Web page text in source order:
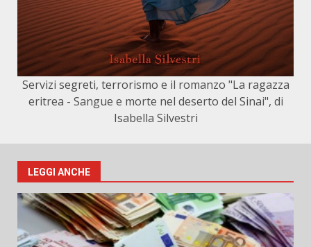
Servizi segreti, terrorismo e il romanzo "La ragazza
eritrea - Sangue e morte nel deserto del Sinai", di
Isabella Silvestri
LEGGI ANCHE